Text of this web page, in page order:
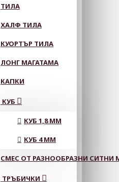
ТИЛА
ХАЛФ ТИЛА
КУОРТЪР ТИЛА
ЛОНГ МАГАТАМА
КАПКИ
КУБ
КУБ 1,8 ММ
КУБ 4 ММ
СМЕС ОТ РАЗНООБРАЗНИ СИТНИ
ТРЪБИЧКИ